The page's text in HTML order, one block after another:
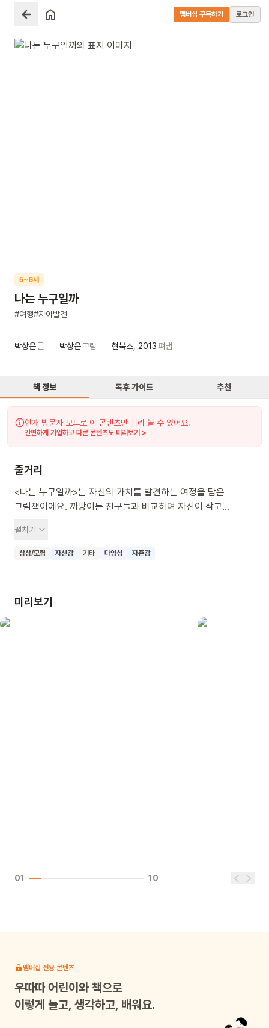
멤버십 구독하기 로그인
5~6세
나는 누구일까
#여행#자아발견
박상은글 박상은그림 현북스 2013펴냄
책 정보 독후 가이드 추천
현재 방문자 모드로 이 콘텐츠만 미리 볼 수 있어요.
간편하게 가입하고 다른 콘텐츠도 미리보기 >
줄거리
<나는 누구일까>는 자신의 가치를 발견하는 여정을 담은
그림책이에요. 까망이는 친구들과 비교하며 자신이 작고
떠나지만, 아무런 대답을 듣지 못하고 제자리로 돌아와요. 그런데
황금 열쇠로 낡은 상자를 열자 눈부신 보물이 가득 차 있었어요.
메시지를 전달해요. 어린이들이 자신을 남과 비교하지 않고,
자신만의 특별함을 발견하길 바라는 마음이 담겨있어요.
펼치기
상상/모험 자신감 기타 다양성 자존감
미리보기
01 10
멤버십 전용 콘텐츠
우따따어린이와 책으로
이렇게 놀고, 생각하고, 배워요.